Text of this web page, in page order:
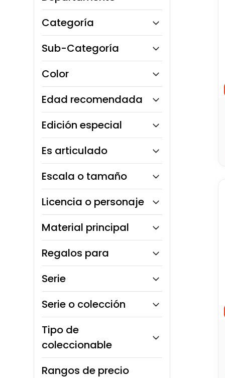
Monkey Market
Toy Logic
Categoría
Sub-Categoría
Color
Edad recomendada
13 años en adelante
Edición especial
Es articulado
Escala o tamaño
12 cm
Licencia o personaje
Superman
Material principal
Vinilo
Regalos para
Para todos
Serie
Anime
Serie o colección
Football Legends
Football Stars
Héroes DC
Music
Stranger Things
Tipo de
coleccionable
Rangos de precio
10. bloques